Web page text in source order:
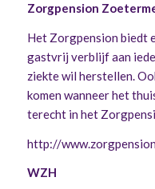
Zorgpension
Het Zorgpension biedt
gastvrij verblijf aan
ziekte wil herstellen.
komen wanneer het
terecht in het
http://
WZH